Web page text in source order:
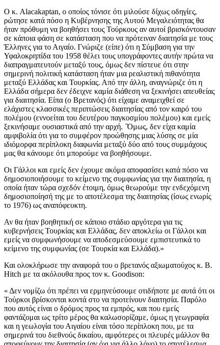
Ο κ. Alacakaptan, ο οποίος τόνισε ότι μιλούσε δίχως οδηγίες,
ρώτησε κατά πόσο η Κυβέρνησης της Αυτού Μεγαλειότητας θα
ήταν πρόθυμη να βοηθήσει τους Τούρκους αν αυτοί βρισκόντουσαν
σε κάποια φάση σε κατάσταση που να πρότειναν διαιτησία με τους
Έλληνες για το Αιγαίο. Γνώριζε (είπε) ότι η Σύμβαση για την
Υφαλοκρηπίδα του 1958 θέλει τους υπογράφοντες αυτήν πρώτα να
διαπραγματευτούν μεταξύ τους, όμως δεν πίστευε ότι στην
σημερινή πολιτική κατάσταση ήταν μια ρεαλιστική πιθανότητα
μεταξύ Ελλάδας και Τουρκίας. Από την άλλη, αναγνώριζε ότι η
Ελλάδα σήμερα δεν έδειχνε καμία διάθεση να ξεκινήσει απευθείας
για διαιτησία. Είπα (ο Βρετανός) ότι είχαμε αναμειχθεί σε
ελάχιστες κλασσικές περιπτώσεις διαιτησίας από τον καιρό του
πολέμου (εννοείται του δευτέρου παγκοσμίου πολέμου) και εμείς
ξεκινήσαμε ουσιαστικά από την αρχή. ΄Όμως, δεν είχα καμία
αμφιβολία ότι για το συμφέρον προώθησης μιας λύσης σε μία
ιδιόμορφα περίπλοκη διαφωνία μεταξύ δύο από τους συμμάχους
μας θα κάνουμε ότι μπορούμε να βοηθήσουμε.
Οι Γάλλοι και εμείς δεν έχουμε ακόμα αποφασίσει κατά πόσο να
δημοσιοποιήσουμε το κείμενο της συμφωνίας για την διαιτησία, η
οποία ήταν τώρα σχεδόν έτοιμη, όμως θεωρούμε την ενδεχόμενη
δημοσιοποίησή της με το αποτέλεσμα της διαιτησίας (ίσως ενωρίς
το 1976) ως αναπόφευκτη.
Αν θα ήταν βοηθητική σε κάποιο στάδιο αργότερα για τις
κυβερνήσεις Τουρκίας και Ελλάδας, δεν αποκλείω οι Γάλλοι και
εμείς να συμφωνήσουμε να αποδεσμεύσουμε εμπιστευτικά το
κείμενο της συμφωνίας (σε Τουρκία και Ελλάδα).»
Και ολοκλήρωσε την αναφορά του ο βρετανός αξιωματούχος κ. B.
Hitch με τα ακόλουθα προς τον κ. Goodison:
« Δεν νομίζω ότι πρέπει να ερμηνεύσουμε οτιδήποτε με αυτά ότι οι
Τούρκοι βρίσκονται κοντά στο να προτείνουν διαιτησία. Παρόλο
που αυτός είναι ο δρόμος προς τα εμπρός, και που εμείς
φαντάζομαι ως τρίτο μέρος θα καλωσορίζαμε, όμως η γεωγραφία
και η γεωλογία του Αιγαίου είναι τόσο περίπλοκη που, με τα
σημερινά του διεθνούς δικαίου, αμφότερες οι πλευρές μάλλον θα